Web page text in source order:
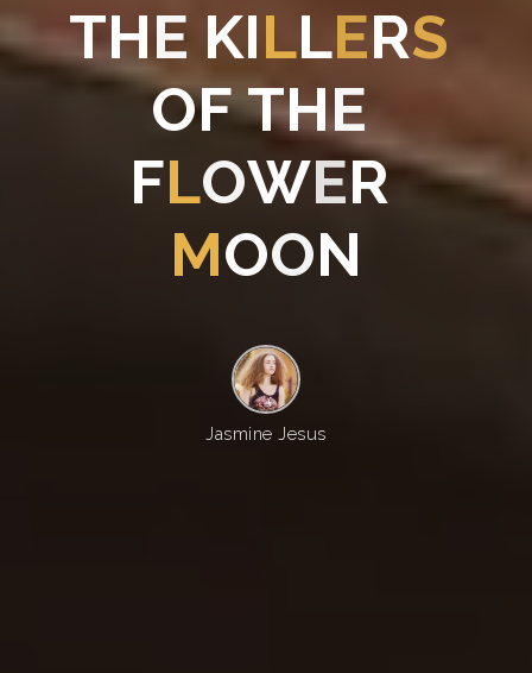
THE KILLERS
OF THE
FLOWER
MOON
Jasmine Jesus